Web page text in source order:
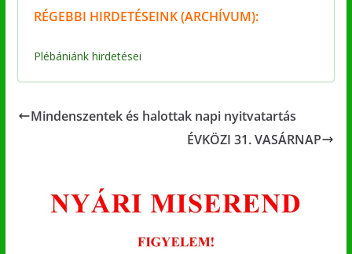
RÉGEBBI HIRDETÉSEINK (ARCHÍVUM):
Plébániánk hirdetései
Mindenszentek és halottak napi nyitvatartás
ÉVKÖZI 31. VASÁRNAP